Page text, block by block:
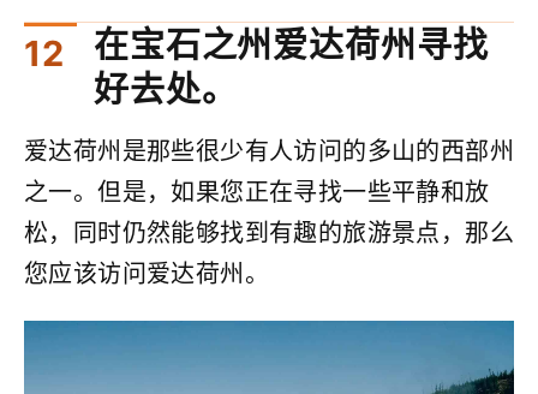
在宝石之州爱达荷州寻找
好去处。
爱达荷州是那些很少有人访问的多山的西部州
之一。但是，如果您正在寻找一些平静和放
松，同时仍然能够找到有趣的旅游景点，那么
您应该访问爱达荷州。